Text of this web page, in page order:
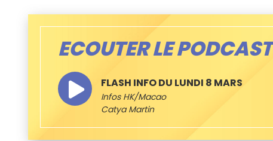
ECOUTER LE PODCAST
FLASH INFO DU LUNDI 8 MARS
Infos HK/Macao
Catya Martin